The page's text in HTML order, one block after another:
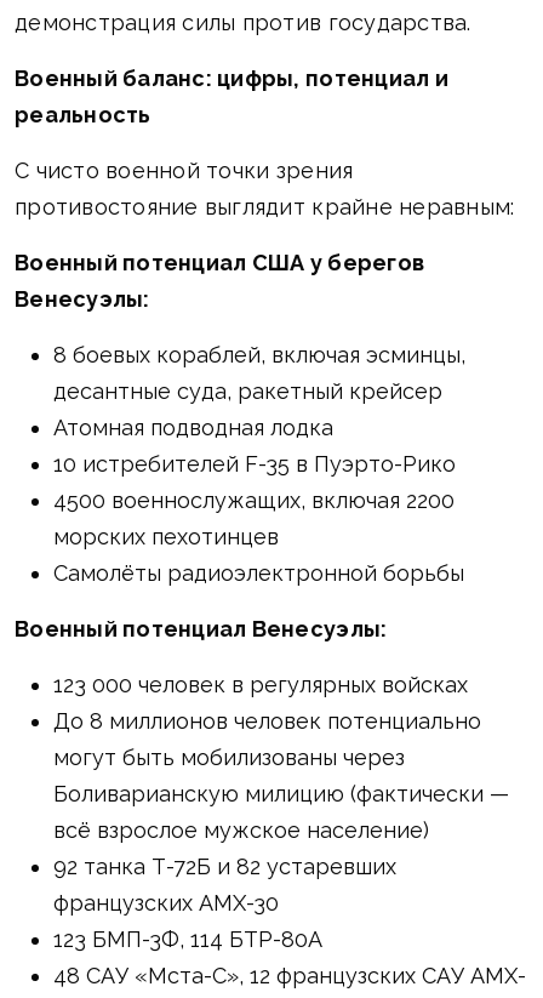
демонстрация силы против государства.
Военный баланс: цифры, потенциал и
реальность
С чисто военной точки зрения
противостояние выглядит крайне неравным:
Военный потенциал США у берегов
Венесуэлы:
8 боевых кораблей, включая эсминцы,
десантные суда, ракетный крейсер
Атомная подводная лодка
10 истребителей F-35 в Пуэрто-Рико
4500 военнослужащих, включая 2200
морских пехотинцев
Самолёты радиоэлектронной борьбы
Военный потенциал Венесуэлы:
123 000 человек в регулярных войсках
До 8 миллионов человек потенциально
могут быть мобилизованы через
Боливарианскую милицию (фактически —
всё взрослое мужское население)
92 танка Т-72Б и 82 устаревших
французских AMX-30
123 БМП-3Ф, 114 БТР-80А
48 САУ «Мста-С», 12 французских САУ AMX-